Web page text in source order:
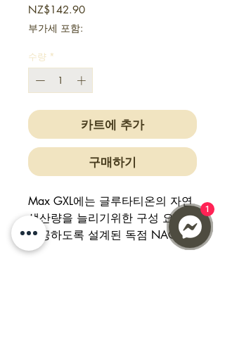
NZ$142.90가격
부가세 포함:
수량 *
카트에 추가
구매하기
Max GXL에는 글루타티온의 자연
생산량을 늘리기위한 구성 요소를
제공하도록 설계된 독점 NAC 공
식이 포함되어 있습니다. 글루타
1